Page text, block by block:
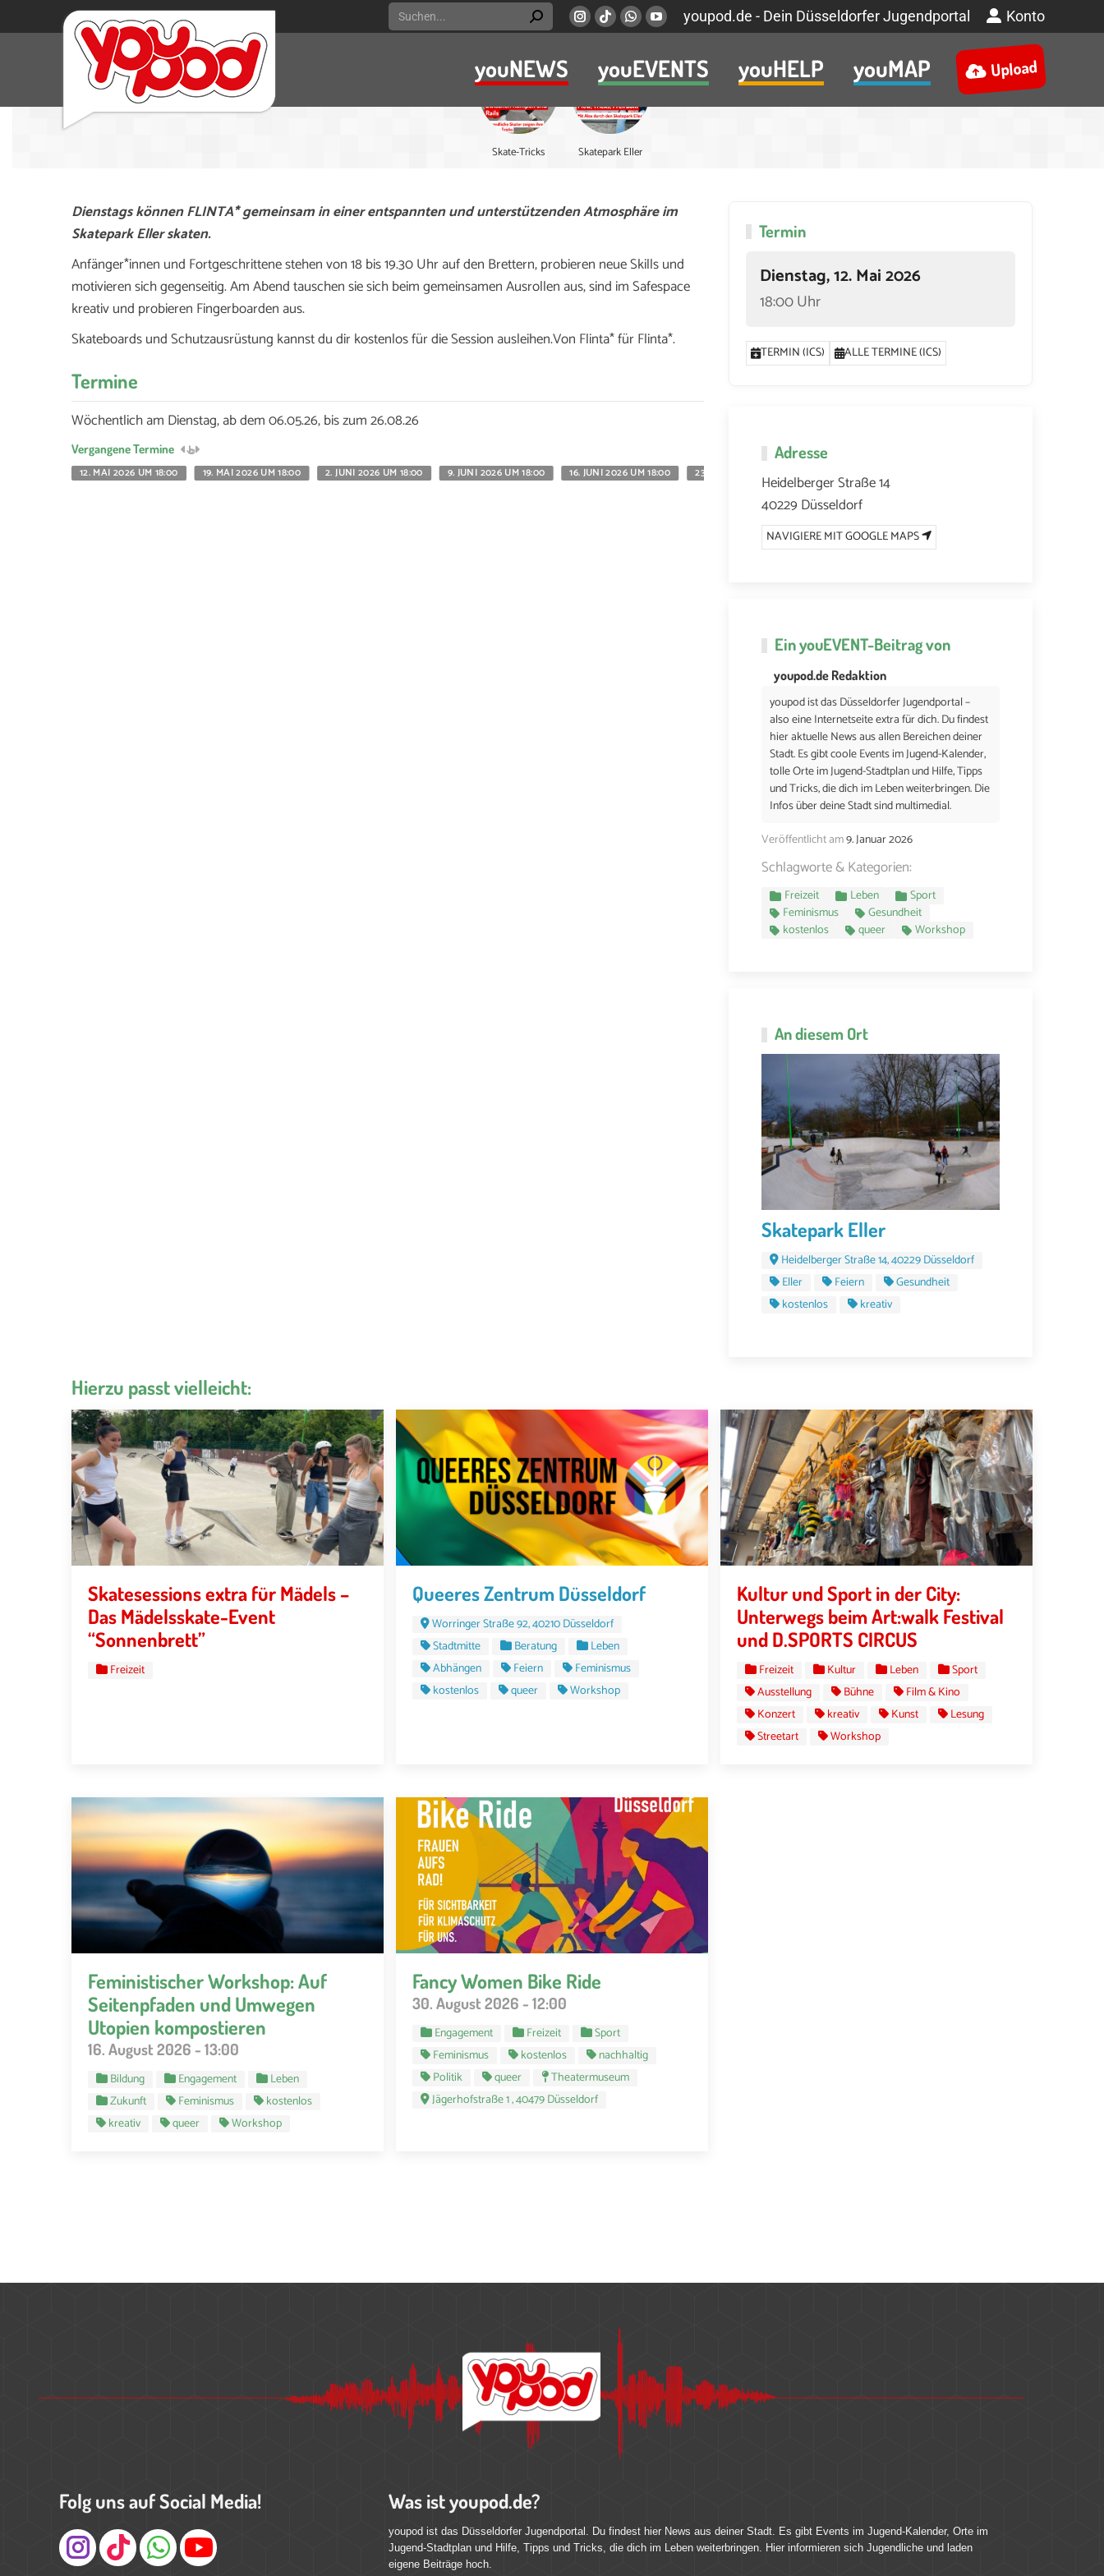
Search:
Instagram
opens
new
window
Viber
opens
in
new
window
Whatsapp
opens
in
new
window
YouTube
opens
in
new
youpod.de - Dein Düsseldorfer Jugendportal Konto
youNEWS youEVENTS youHELP youMAP Upload
Skate-Tricks Skatepark Eller
Dienstags können FLINTA* gemeinsam in einer entspannten und unterstützenden Atmosphäre im
Skatepark Eller skaten.
Anfänger*innen und Fortgeschrittene stehen von 18 bis 19.30 Uhr auf den Brettern, probieren neue Skills und
motivieren sich gegenseitig. Am Abend tauschen sie sich beim gemeinsamen Ausrollen aus, sind im Safespace
kreativ und probieren Fingerboarden aus.
Skateboards und Schutzausrüstung kannst du dir kostenlos für die Session ausleihen.Von Flinta* für Flinta*.
Termine
Wöchentlich am Dienstag, ab dem 06.05.26, bis zum 26.08.26
Vergangene Termine
12. MAI 2026 UM 18:00
19. MAI 2026 UM 18:00 2. JUNI 2026 UM 18:00 9. JUNI 2026 UM 18:00 16. JUNI 2026 UM 18:00 23. JUNI 2026 UM 18:00
Termin
Dienstag, 12. Mai 2026
18:00 Uhr
TERMIN (ICS) ALLE TERMINE (ICS)
Adresse
Heidelberger Straße 14
40229 Düsseldorf
NAVIGIERE MIT GOOGLE MAPS
EinyouEVENT-Beitrag von
youpod.de Redaktion
youpod ist das Düsseldorfer Jugendportal –
also eine Internetseite extra für dich. Du findest
hier aktuelle News aus allen Bereichen deiner
Stadt. Es gibt coole Events im Jugend-Kalender,
tolle Orte im Jugend-Stadtplan und Hilfe, Tipps
und Tricks, die dich im Leben weiterbringen. Die
Infos über deine Stadt sind multimedial.
Veröffentlicht am9. Januar 2026
Schlagworte & Kategorien:
Freizeit Leben
Sport
Feminismus
Gesundheit
kostenlos
queer Workshop
An diesem Ort
Skatepark Eller
Heidelberger Straße 14, 40229 Düsseldorf
Eller
Feiern
Gesundheit
kostenlos
kreativ
Hierzu passt vielleicht:
Skatesessions extra für Mädels –
Das Mädelsskate-Event
“Sonnenbrett”
Freizeit
Queeres Zentrum Düsseldorf
Worringer Straße 92, 40210 Düsseldorf
Stadtmitte
Beratung
Leben
Abhängen
Feiern
Feminismus
kostenlos
queer Workshop
Kultur und Sport in der City:
Unterwegs beim Art:walk Festival
und D.SPORTS CIRCUS
Freizeit Kultur Leben
Sport
Ausstellung
Bühne
Film & Kino
Konzert
kreativ Kunst
Lesung
Streetart
Workshop
Feministischer Workshop: Auf
Seitenpfaden und Umwegen
Utopien kompostieren
16. August 2026 - 13:00
Bildung Engagement
Leben
Zukunft
Feminismus
kostenlos
kreativ
queer Workshop
Fancy Women Bike Ride
30. August 2026 - 12:00
Engagement Freizeit
Sport
Feminismus
kostenlos
nachhaltig
Politik
queer
Theatermuseum
Jägerhofstraße 1 , 40479 Düsseldorf
Folg uns auf Social Media!
Instagram
Was ist youpod.de?
youpod ist das Düsseldorfer Jugendportal. Du findest hier News aus deiner Stadt. Es gibt Events im Jugend-Kalender, Orte im
Jugend-Stadtplan und Hilfe, Tipps und Tricks, die dich im Leben weiterbringen. Hier informieren sich Jugendliche und laden
eigene Beiträge hoch.